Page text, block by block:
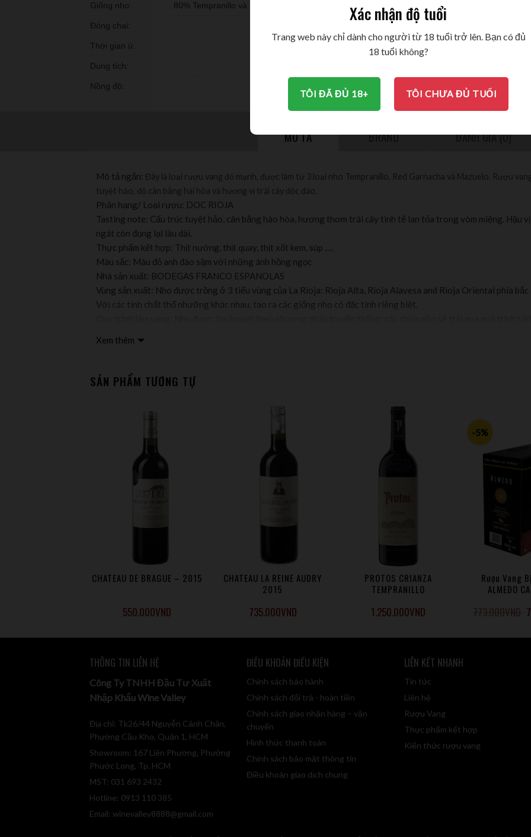
Giống nho: 80% Tempranillo và 15% Garnacha Tinta và 5% Mazuelo
Đóng chai:
Thời gian ủ:
Dung tích:
Nồng độ:
MÔ TẢ BRAND ĐÁNH GIÁ (0)
Mô tả ngắn: Đây là loại rượu vang đỏ mạnh, được làm từ 3 loại nho Tempranillo, Red Garnacha và Mazuelo. Rượu
tuyệt hảo, độ cân bằng hài hòa và hương vị trái cây độc đáo.
Phân hạng/ Loại rượu: DOC RIOJA
Tasting note: Cấu trúc tuyệt hảo, cân bằng hào hòa, hương thơm trái cây tinh tế lan tỏa trong vòm miệng. Hậu
ngát còn đọng lại lâu dài.
Thực phẩm kết hợp: Thịt nướng, thịt quay, thịt xốt kem, súp ….
Màu sắc: Màu đỏ anh đào sậm với những ánh hồng ngọc
Nhà sản xuất: BODEGAS FRANCO ESPANOLAS
Vùng sản xuất: Nho được trồng ở 3 tiểu vùng của La Rioja: Rioja Alta, Rioja Alavesa and Rioja Oriental phía bắc
Với các tính chất thổ nhưỡng khác nhau, tạo ra các giống nho có đặc tính riêng biệt.
trình lên men malolactic. Rượu được ủ trong thùng gỗ sồi 18 tháng và được lắng cặn mỗi 6 tháng 1 lần nhằm làm
Xem thêm
SẢN PHẨM TƯƠNG TỰ
CHATEAU DE BRAGUE – 2015
550.000VND
CHATEAU LA REINE AUDRY
2015
735.000VND
PROTOS CRIANZA
TEMPRANILLO
1.250.000VND
-5%
Rượu Vang
ALMEDO
THÔNG TIN LIÊN HỆ
Công Ty TNHH Đầu Tư Xuất
Nhập Khẩu Wine Valley
Địa chỉ: Tk26/44 Nguyễn Cảnh Chân,
Phường Cầu Kho, Quận 1, HCM
Showroom: 167 Liên Phường, Phường
Phước Long, Tp. HCM
MST: 031 693 2432
Hotline: 0913 110 385
Email: winevalley8888@gmail.com
ĐIỀU KHOẢN ĐIỀU KIỆN
Chính sách bảo hành
Chính sách đổi trả - hoàn tiền
Chính sách giao nhận hàng – vận
chuyển
Hình thức thanh toán
Chính sách bảo mật thông tin
Điều khoản giao dịch chung
LIÊN KẾT NHANH
Tin tức
Liên hệ
Rượu Vang
Thực phẩm kết hợp
Kiến thức rượu vang
Xác nhận độ tuổi
Trang web này chỉ dành cho người từ 18 tuổi trở lên. Bạn có đủ
18 tuổi không?
TÔI ĐÃ ĐỦ 18+ TÔI CHƯA ĐỦ TUỔI